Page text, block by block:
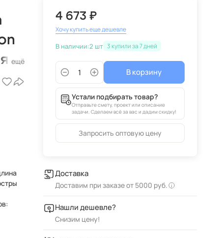
4 673 ₽
Хочу купить еще дешевле
В наличии:2 шт 3
В корзину
Устали подбирать товар?
Отправьте смету, проект или описание
задачи. Сделаем всё за вас и дадим скидку!
Запросить оптовую цену
Доставка
Доставим при заказе от 5000 руб.
Нашли дешевле?
Снизим цену!